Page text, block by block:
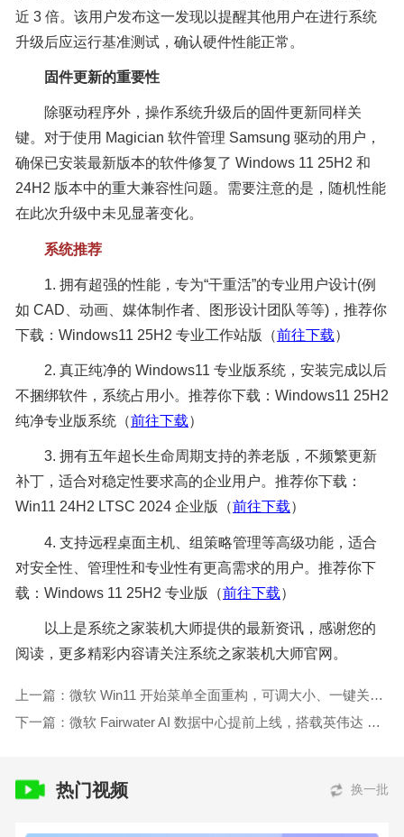
近 3 倍。该用户发布这一发现以提醒其他用户在进行系统
升级后应运行基准测试，确认硬件性能正常。
固件更新的重要性
除驱动程序外，操作系统升级后的固件更新同样关
键。对于使用 Magician 软件管理 Samsung 驱动的用户，
确保已安装最新版本的软件修复了 Windows 11 25H2 和
24H2 版本中的重大兼容性问题。需要注意的是，随机性能
在此次升级中未见显著变化。
系统推荐
1. 拥有超强的性能，专为“干重活”的专业用户设计(例
如 CAD、动画、媒体制作者、图形设计团队等等)，推荐你
下载：Windows11 25H2 专业工作站版（前往下载）
2. 真正纯净的 Windows11 专业版系统，安装完成以后
不捆绑软件，系统占用小。推荐你下载：Windows11 25H2
纯净专业版系统（前往下载）
3. 拥有五年超长生命周期支持的养老版，不频繁更新
补丁，适合对稳定性要求高的企业用户。推荐你下载：
Win11 24H2 LTSC 2024 企业版（前往下载）
4. 支持远程桌面主机、组策略管理等高级功能，适合
对安全性、管理性和专业性有更高需求的用户。推荐你下
载：Windows 11 25H2 专业版（前往下载）
以上是系统之家装机大师提供的最新资讯，感谢您的
阅读，更多精彩内容请关注系统之家装机大师官网。
上一篇：微软 Win11 开始菜单全面重构，可调大小、一键关闭推荐
下一篇：微软 Fairwater AI 数据中心提前上线，搭载英伟达 GB200
热门视频 换一批